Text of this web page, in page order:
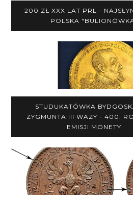
200 ZŁ XXX LAT PRL -
POLSKA
STUDUKATÓWKA
ZYGMUNTA III WAZY - 400.
EMISJI MONETY